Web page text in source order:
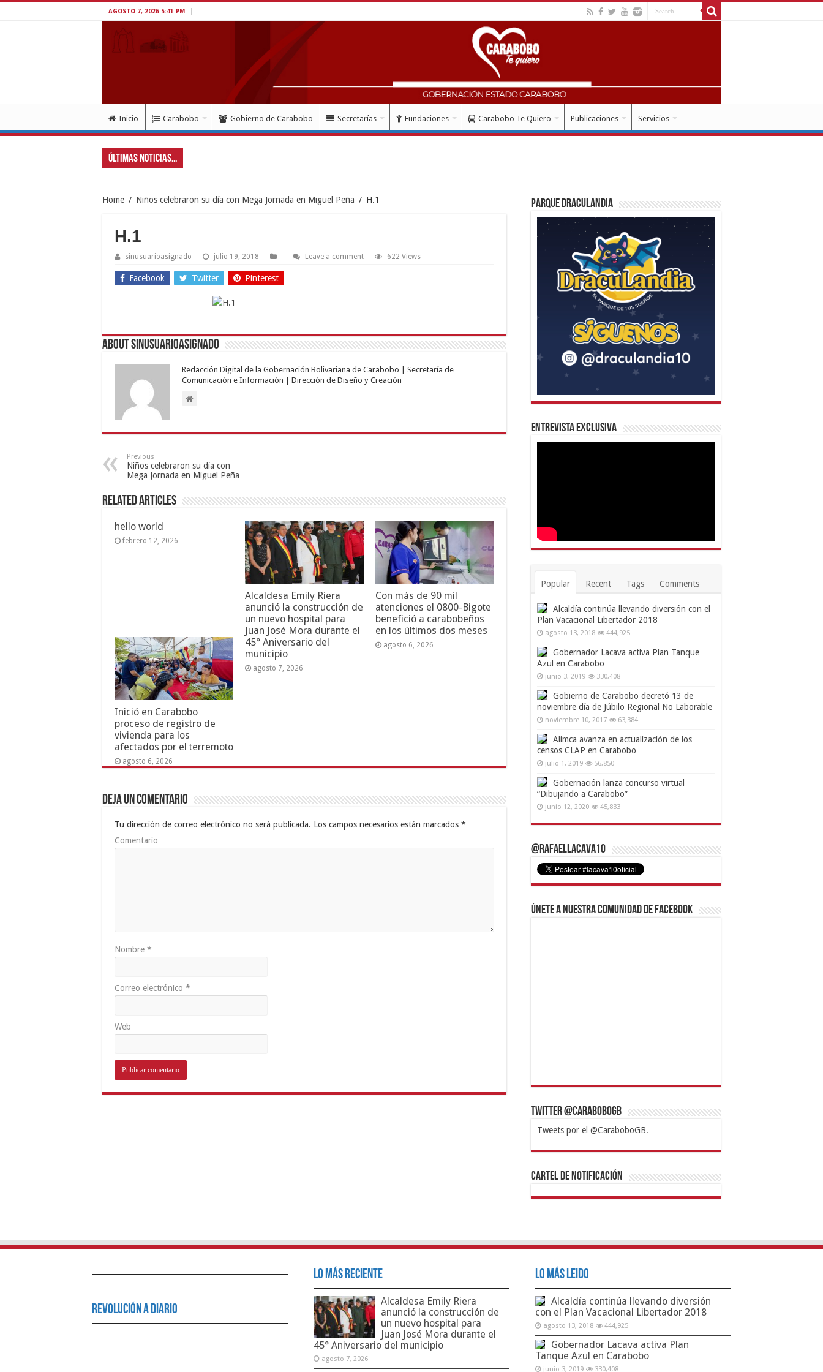
AGOSTO 7, 2026 5:41 PM
Inicio Carabobo Gobierno de Carabobo Secretarías Fundaciones Carabobo Te Quiero Publicaciones Servicios
Últimas Noticias...
Home / Niños celebraron su día con Mega Jornada en Miguel Peña / H.1
H.1
sinusuarioasignado julio 19, 2018 Leave a comment 622 Views
Facebook Twitter Pinterest
About sinusuarioasignado
Redacción Digital de la Gobernación Bolivariana de Carabobo | Secretaría de
Comunicación e Información | Dirección de Diseño y Creación
Previous
Niños celebraron su día con
Mega Jornada en Miguel Peña
Related Articles
hello world
febrero 12, 2026
Alcaldesa Emily Riera
anunció la construcción de
un nuevo hospital para
Juan José Mora durante el
45° Aniversario del
municipio
agosto 7, 2026
Con más de 90 mil
atenciones el 0800-Bigote
benefició a carabobeños
en los últimos dos meses
agosto 6, 2026
Inició en Carabobo
proceso de registro de
vivienda para los
afectados por el terremoto
agosto 6, 2026
Deja un comentario
Tu dirección de correo electrónico no será publicada. Los campos necesarios están marcados *
Comentario
Nombre *
Correo electrónico *
Web
Parque Draculandia
Entrevista Exclusiva
Popular Recent Tags Comments
Alcaldía continúa llevando diversión con el
Plan Vacacional Libertador 2018
agosto 13, 2018 444,925
Gobernador Lacava activa Plan Tanque
Azul en Carabobo
junio 3, 2019 330,408
Gobierno de Carabobo decretó 13 de
noviembre día de Júbilo Regional No Laborable
noviembre 10, 2017 63,384
Alimca avanza en actualización de los
censos CLAP en Carabobo
julio 1, 2019 56,850
Gobernación lanza concurso virtual
“Dibujando a Carabobo”
junio 12, 2020 45,833
@RafaelLacava10
Únete a nuestra comunidad de Facebook
Twitter @CaraboboGB
Tweets por el @CaraboboGB.
1xbetBetturkeyBetistKralbetSupertotobetTipobet
https://mvbcasino.com/
Cartel de Notificación
Revolución a Diario
Lo Más Reciente
Alcaldesa Emily Riera
anunció la construcción de
un nuevo hospital para
Juan José Mora durante el
45° Aniversario del municipio
agosto 7, 2026
Lo Más Leido
Alcaldía continúa llevando diversión
con el Plan Vacacional Libertador 2018
agosto 13, 2018 444,925
Gobernador Lacava activa Plan
Tanque Azul en Carabobo
junio 3, 2019 330,408